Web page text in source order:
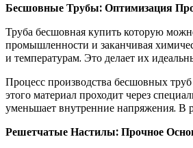
Бесшовные Трубы: Оптимизация
Труба бесшовная купить которую
промышленности и заканчивая
и температурам. Это делает их
Процесс производства бесшовных
этого материал проходит через
уменьшает внутренние напряжения. В
Решетчатые Настилы: Прочное